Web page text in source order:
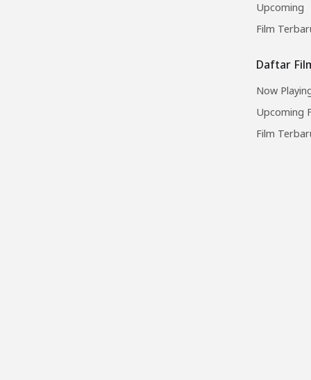
Upcoming
Film
Daftar
Now
Upcoming
Film